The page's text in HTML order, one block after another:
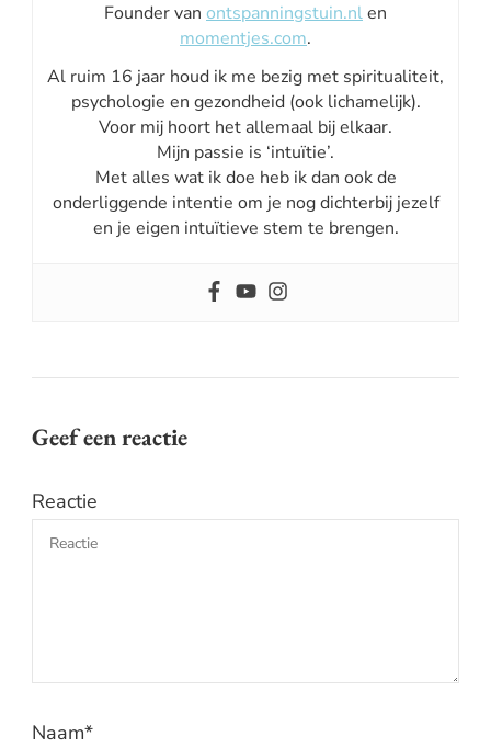
Founder van ontspanningstuin.nlen
momentjes.com.
Al ruim 16 jaar houd ik me bezig met spiritualiteit,
psychologie en gezondheid (ook lichamelijk).
Voor mij hoort het allemaal bij elkaar.
Mijn passie is ‘intuïtie’.
Met alles wat ik doe heb ik dan ook de
onderliggende intentie om je nog dichterbij jezelf
en je eigen intuïtieve stem te brengen.
Geef een reactie
Reactie
Naam*